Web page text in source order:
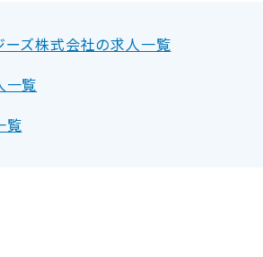
ーズ株式会社の求人一覧
一覧
覧